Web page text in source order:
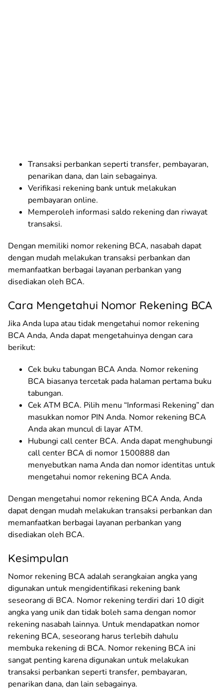
Transaksi perbankan seperti transfer, pembayaran,
penarikan dana, dan lain sebagainya.
Verifikasi rekening bank untuk melakukan
pembayaran online.
Memperoleh informasi saldo rekening dan riwayat
transaksi.
Dengan memiliki nomor rekening BCA, nasabah dapat
dengan mudah melakukan transaksi perbankan dan
memanfaatkan berbagai layanan perbankan yang
disediakan oleh BCA.
Cara Mengetahui Nomor Rekening BCA
Jika Anda lupa atau tidak mengetahui nomor rekening
BCA Anda, Anda dapat mengetahuinya dengan cara
berikut:
Cek buku tabungan BCA Anda. Nomor rekening
BCA biasanya tercetak pada halaman pertama buku
tabungan.
Cek ATM BCA. Pilih menu “Informasi Rekening” dan
masukkan nomor PIN Anda. Nomor rekening BCA
Anda akan muncul di layar ATM.
Hubungi call center BCA. Anda dapat menghubungi
call center BCA di nomor 1500888 dan
menyebutkan nama Anda dan nomor identitas untuk
mengetahui nomor rekening BCA Anda.
Dengan mengetahui nomor rekening BCA Anda, Anda
dapat dengan mudah melakukan transaksi perbankan dan
memanfaatkan berbagai layanan perbankan yang
disediakan oleh BCA.
Kesimpulan
Nomor rekening BCA adalah serangkaian angka yang
digunakan untuk mengidentifikasi rekening bank
seseorang di BCA. Nomor rekening terdiri dari 10 digit
angka yang unik dan tidak boleh sama dengan nomor
rekening nasabah lainnya. Untuk mendapatkan nomor
rekening BCA, seseorang harus terlebih dahulu
membuka rekening di BCA. Nomor rekening BCA ini
sangat penting karena digunakan untuk melakukan
transaksi perbankan seperti transfer, pembayaran,
penarikan dana, dan lain sebagainya.